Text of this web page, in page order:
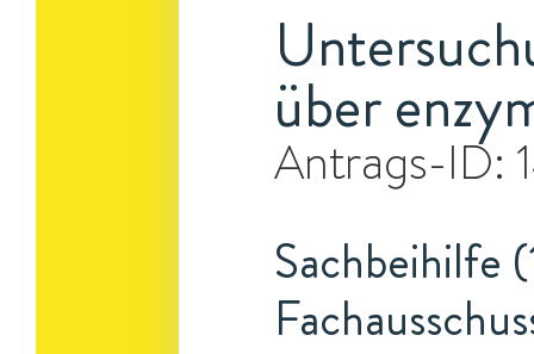
über
Antrags-ID:
Sachbeihilfe